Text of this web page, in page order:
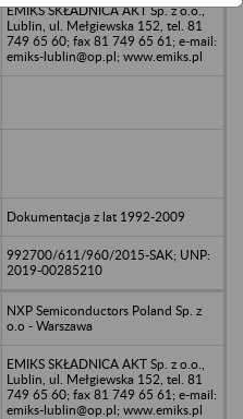
EMIKS SKŁADNICA AKT Sp. z o.o.,
Lublin, ul. Mełgiewska 152, tel. 81
749 65 60; fax 81 749 65 61; e-mail:
emiks-lublin@op.pl; www.emiks.pl
Dokumentacja z lat 1992-2009
992700/611/960/2015-SAK; UNP:
2019-00285210
NXP Semiconductors Poland Sp. z
o.o - Warszawa
EMIKS SKŁADNICA AKT Sp. z o.o.,
Lublin, ul. Mełgiewska 152, tel. 81
749 65 60; fax 81 749 65 61; e-mail:
emiks-lublin@op.pl; www.emiks.pl